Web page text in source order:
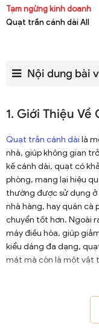
Tạm ngừng kinh doanh
Quạt trần cánh dài All
Nội dung bài
1. Giới Thiệu Về
Quạt trần cánh dài là
nhà, giúp không gian
kế cánh dài, quạt có
phòng, mang lại hiệu
thường được sử dụng
nhà hàng, hay quán cà
chuyển tốt hơn. Ngoài
máy điều hòa, giúp
kiểu dáng đa dạng,
mát mà còn là một vật
1.1. Lịch Sử và Sự